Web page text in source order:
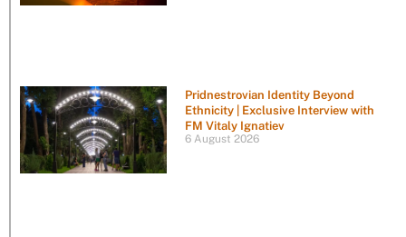
Pridnestrovian Identity Beyond
Ethnicity | Exclusive Interview with
FM Vitaly Ignatiev
6 August 2026